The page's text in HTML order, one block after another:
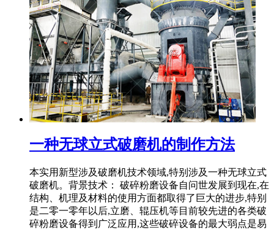
一种无球立式破磨机的制作方法
本实用新型涉及破磨机技术领域,特别涉及一种无球立式
破磨机。背景技术： 破碎粉磨设备自问世发展到现在,在
结构、机理及材料的使用方面都取得了巨大的进步,特别
是二零一零年以后,立磨、辊压机等目前较先进的各类破
碎粉磨设备得到广泛应用,这些破碎设备的最大弱点是易